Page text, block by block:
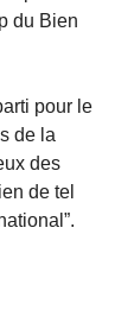
du Bien
pour le
de la
des
de tel